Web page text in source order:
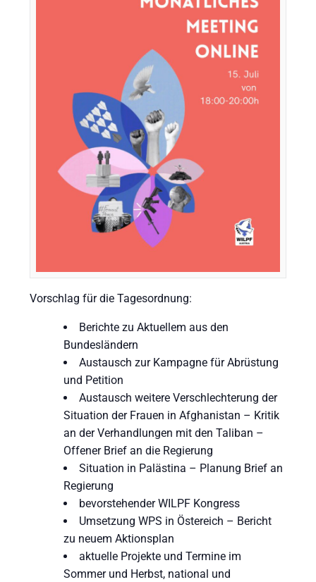
Vorschlag für die Tagesordnung:
Berichte zu Aktuellem aus den
Bundesländern
⁠Austausch zur Kampagne für Abrüstung
und Petition
⁠Austausch weitere Verschlechterung der
Situation der Frauen in Afghanistan – Kritik
an der Verhandlungen mit den Taliban –
Offener Brief an die Regierung
⁠Situation in Palästina – Planung Brief an
Regierung
⁠bevorstehender WILPF Kongress
⁠Umsetzung WPS in Östereich – Bericht
zu neuem Aktionsplan
⁠aktuelle Projekte und Termine im
Sommer und Herbst, national und